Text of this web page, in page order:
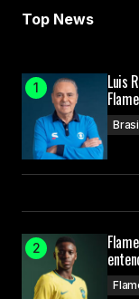
Top News
Luis